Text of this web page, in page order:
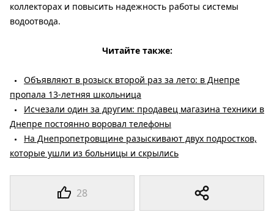
28
коллекторах и повысить надежность работы системы
водоотвода.
Читайте также:
Объявляют в розыск второй раз за лето: в Днепре
пропала 13-летняя школьница
Исчезали один за другим: продавец магазина техники в
Днепре постоянно воровал телефоны
На Днепропетровщине разыскивают двух подростков,
которые ушли из больницы и скрылись